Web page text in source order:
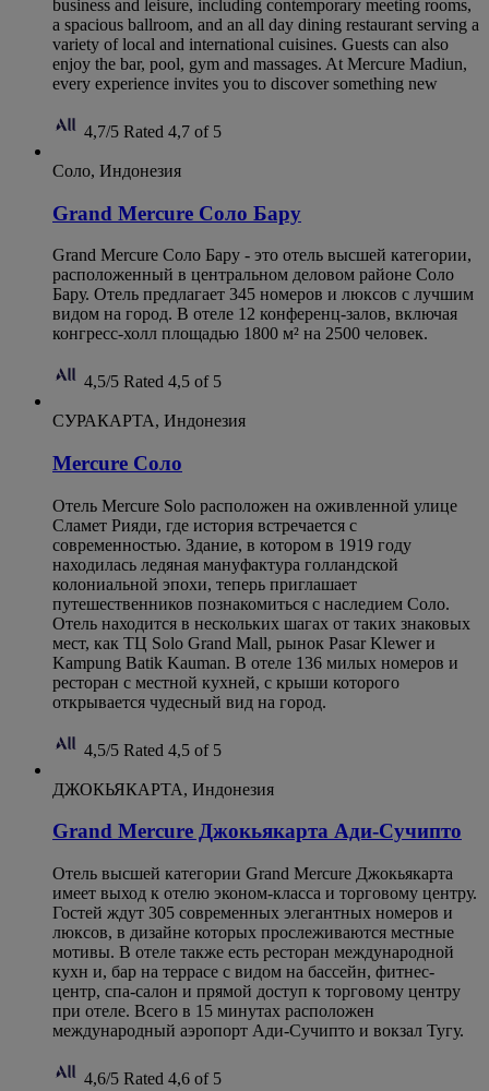
business and leisure, including contemporary meeting rooms,
a spacious ballroom, and an all day dining restaurant serving a
variety of local and international cuisines. Guests can also
enjoy the bar, pool, gym and massages. At Mercure Madiun,
every experience invites you to discover something new
4,7/5 Rated 4,7 of 5
Соло, Индонезия
Grand Mercure Соло Бару
Grand Mercure Соло Бару - это отель высшей категории,
расположенный в центральном деловом районе Соло
Бару. Отель предлагает 345 номеров и люксов с лучшим
видом на город. В отеле 12 конференц-залов, включая
конгресс-холл площадью 1800 м² на 2500 человек.
4,5/5 Rated 4,5 of 5
СУРАКАРТА, Индонезия
Mercure Соло
Отель Mercure Solo расположен на оживленной улице
Сламет Рияди, где история встречается с
современностью. Здание, в котором в 1919 году
находилась ледяная мануфактура голландской
колониальной эпохи, теперь приглашает
путешественников познакомиться с наследием Соло.
Отель находится в нескольких шагах от таких знаковых
мест, как ТЦ Solo Grand Mall, рынок Pasar Klewer и
Kampung Batik Kauman. В отеле 136 милых номеров и
ресторан с местной кухней, с крыши которого
открывается чудесный вид на город.
4,5/5 Rated 4,5 of 5
ДЖОКЬЯКАРТА, Индонезия
Grand Mercure Джокьякарта Ади-Сучипто
Отель высшей категории Grand Mercure Джокьякарта
имеет выход к отелю эконом-класса и торговому центру.
Гостей ждут 305 современных элегантных номеров и
люксов, в дизайне которых прослеживаются местные
мотивы. В отеле также есть ресторан международной
кухн и, бар на террасе с видом на бассейн, фитнес-
центр, спа-салон и прямой доступ к торговому центру
при отеле. Всего в 15 минутах расположен
международный аэропорт Ади-Сучипто и вокзал Тугу.
4,6/5 Rated 4,6 of 5